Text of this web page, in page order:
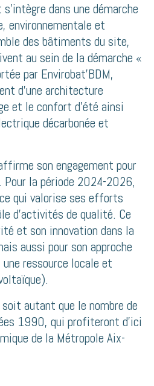
dans une démarche
environnementale et
des bâtiments du site,
au sein de la démarche «
par Envirobat’BDM,
d’une architecture
et le confort d’été ainsi
décarbonée et
son engagement pour
Pour la période 2024-2026,
qui valorise ses efforts
d’activités de qualité. Ce
et son innovation dans la
aussi pour son approche
ressource locale et
autant que le nombre de
1990, qui profiteront d’ici
de la Métropole Aix-